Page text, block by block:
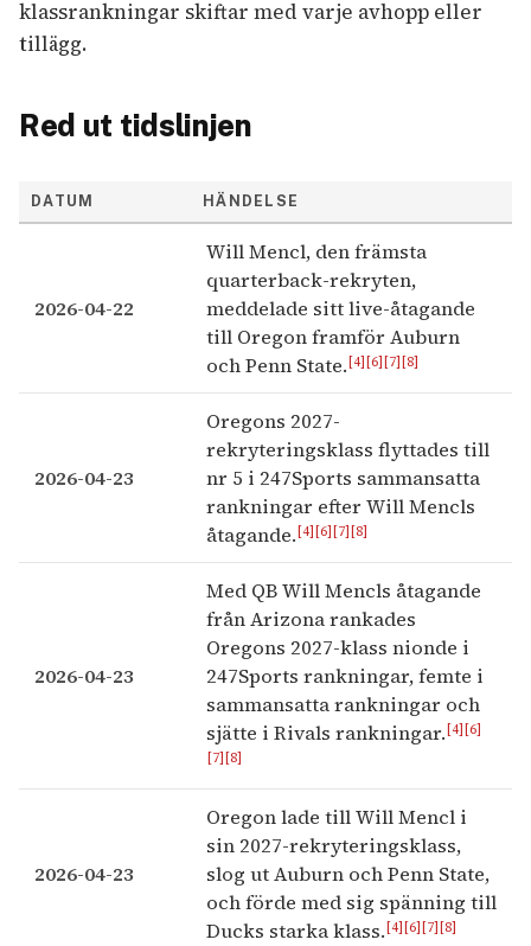
klassrankningar skiftar med varje avhopp eller
tillägg.
Red ut tidslinjen
DATUM HÄNDELSE
2026-04-22
Will Mencl, den främsta
quarterback-rekryten,
meddelade sitt live-åtagande
till Oregon framför Auburn
och Penn State.[4][6][7][8]
2026-04-23
Oregons 2027-
rekryteringsklass flyttades till
nr 5 i 247Sports sammansatta
rankningar efter Will Mencls
åtagande.[4][6][7][8]
2026-04-23
Med QB Will Mencls åtagande
från Arizona rankades
Oregons 2027-klass nionde i
247Sports rankningar, femte i
sammansatta rankningar och
sjätte i Rivals rankningar.[4][6]
[7][8]
2026-04-23
Oregon lade till Will Mencl i
sin 2027-rekryteringsklass,
slog ut Auburn och Penn State,
och förde med sig spänning till
Ducks starka klass.[4][6][7][8]